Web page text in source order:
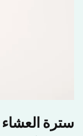
سترة العشاء